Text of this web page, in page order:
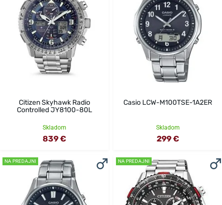
Citizen Skyhawk Radio
Controlled JY8100-80L
Skladom
839 €
Casio LCW-M100TSE-1A2ER
Skladom
299 €
NA PREDAJNI NA PREDAJNI